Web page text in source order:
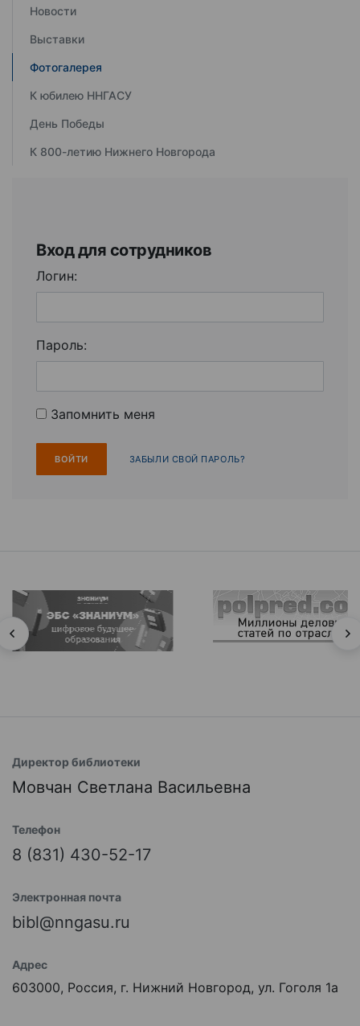
Новости
Выставки
Фотогалерея
К юбилею ННГАСУ
День Победы
К 800-летию Нижнего Новгорода
Вход для сотрудников
Логин:
Пароль:
Запомнить меня
ЗАБЫЛИ СВОЙ ПАРОЛЬ?
Директор библиотеки
Мовчан Светлана Васильевна
Телефон
8 (831) 430-52-17
Электронная почта
bibl@nngasu.ru
Адрес
603000, Россия, г. Нижний Новгород, ул. Гоголя 1а